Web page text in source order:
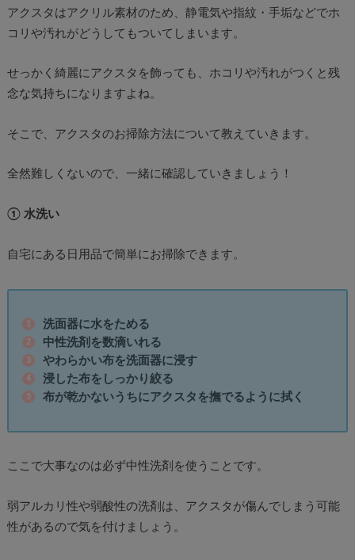
アクスタはアクリル素材のため、静電気や指紋・手垢などでホ
コリや汚れがどうしてもついてしまいます。
せっかく綺麗にアクスタを飾っても、ホコリや汚れがつくと残
念な気持ちになりますよね。
そこで、アクスタのお掃除方法について教えていきます。
全然難しくないので、一緒に確認していきましょう！
① 水洗い
自宅にある日用品で簡単にお掃除できます。
洗面器に水をためる
中性洗剤を数滴いれる
やわらかい布を洗面器に浸す
浸した布をしっかり絞る
布が乾かないうちにアクスタを撫でるように拭く
ここで大事なのは必ず中性洗剤を使うことです。
弱アルカリ性や弱酸性の洗剤は、アクスタが傷んでしまう可能
性があるので気を付けましょう。